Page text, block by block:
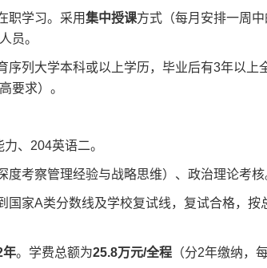
职学习。采用集中授课方式（每月安排一周
员。
序列大学本科或以上学历，毕业后有3年以
要求）。
、204英语二。
度考察管理经验与战略思维）、政治理论考核
国家A类分数线及学校复试线，复试合格，
年。学费总额为25.8万元/全程 （分2年缴纳，